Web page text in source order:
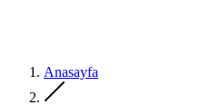
Anasayfa